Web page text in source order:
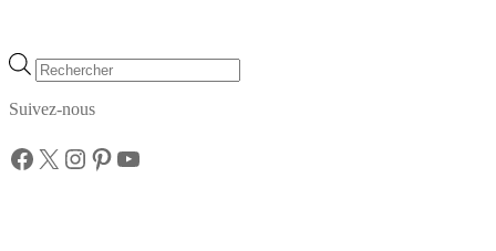
Recherche
de
Suivez-nous
Facebook
X Instagram
Pinterest
YouTube